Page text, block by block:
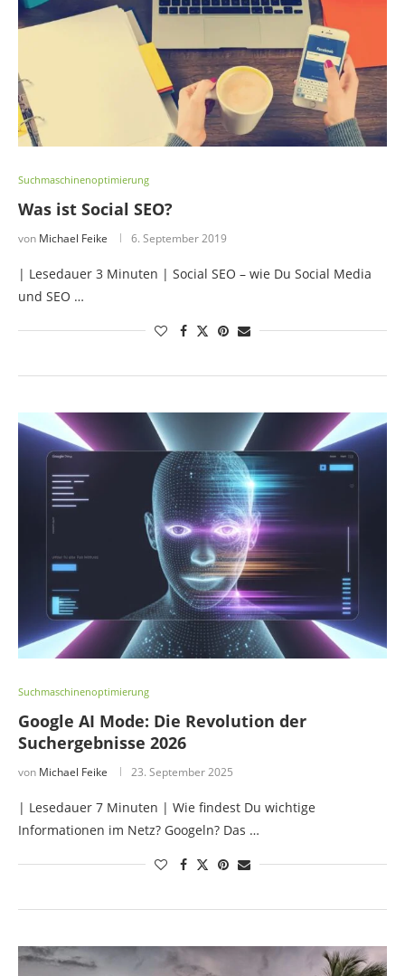
Suchmaschinenoptimierung
Was ist Social SEO?
von Michael Feike 6. September 2019
| Lesedauer 3 Minuten | Social SEO – wie Du Social Media
und SEO …
Suchmaschinenoptimierung
Google AI Mode: Die Revolution der
Suchergebnisse 2026
von Michael Feike 23. September 2025
| Lesedauer 7 Minuten | Wie findest Du wichtige
Informationen im Netz? Googeln? Das …